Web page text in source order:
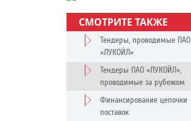
СМОТРИТЕ ТАКЖЕ
Тендеры, проводимые ПАО
«ЛУКОЙЛ»
Тендеры ПАО «ЛУКОЙЛ»,
проводимые за рубежом
Финансирование цепочки
поставок